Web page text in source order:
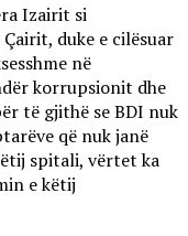
Izairit si
duke e cilësuar
në
korrupsionit dhe
të gjithë se BDI nuk
që nuk janë
spitali, vërtet ka
e këtij